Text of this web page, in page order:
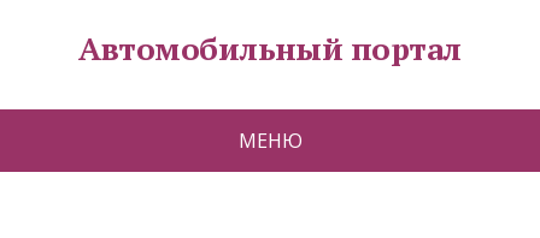
Автомобильный портал
МЕНЮ